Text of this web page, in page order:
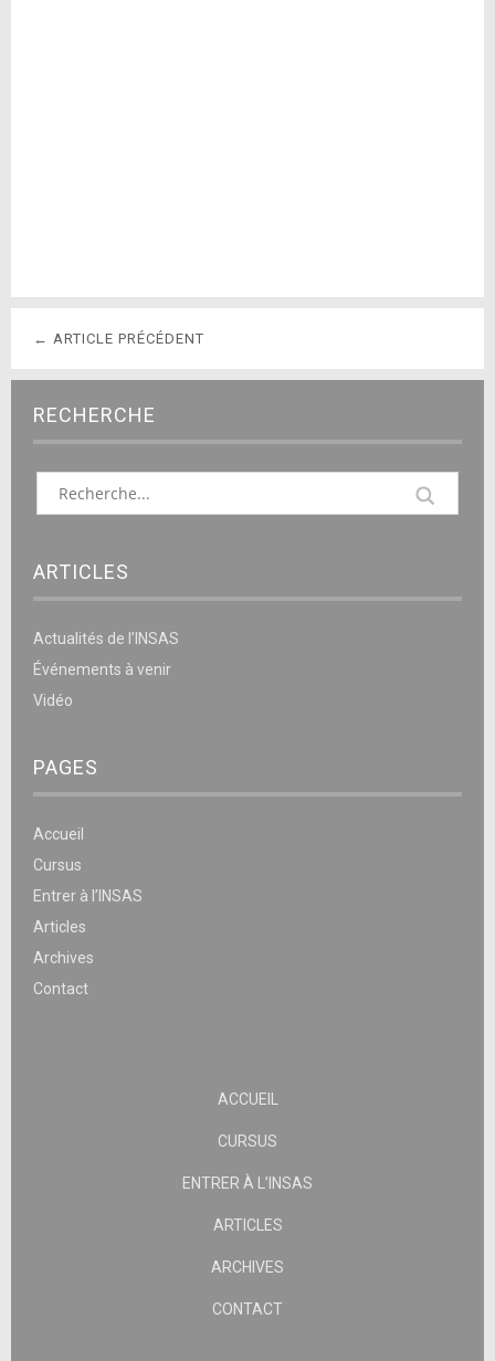
← ARTICLE PRÉCÉDENT
RECHERCHE
ARTICLES
Actualités de l’INSAS
Événements à venir
Vidéo
PAGES
Accueil
Cursus
Entrer à l’INSAS
Articles
Archives
Contact
ACCUEIL
CURSUS
ENTRER À L’INSAS
ARTICLES
ARCHIVES
CONTACT